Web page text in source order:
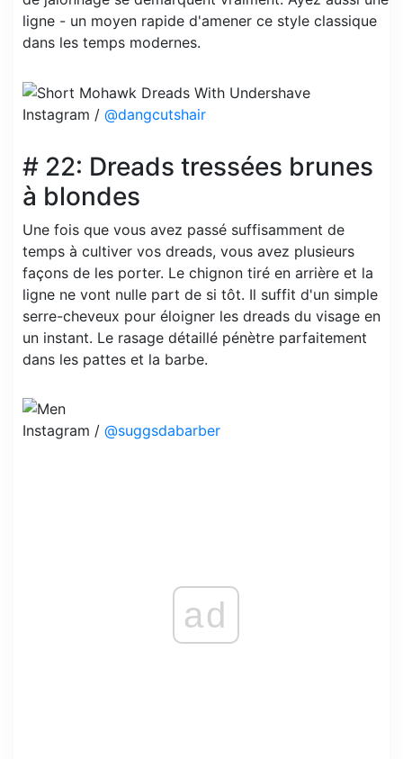
ligne - un moyen rapide d'amener ce style classique
dans les temps modernes.
Instagram / @dangcutshair
# 22: Dreads tressées brunes
à blondes
Une fois que vous avez passé suffisamment de
temps à cultiver vos dreads, vous avez plusieurs
façons de les porter. Le chignon tiré en arrière et la
ligne ne vont nulle part de si tôt. Il suffit d'un simple
serre-cheveux pour éloigner les dreads du visage en
un instant. Le rasage détaillé pénètre parfaitement
dans les pattes et la barbe.
Instagram / @suggsdabarber
ad